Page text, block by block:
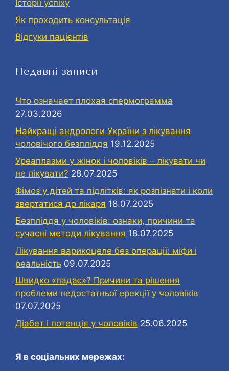
Історії успіху
Як проходить консультація
Відгуки пацієнтів
Недавні записи
Что означает плохая спермограмма
27.03.2026
Найкращі андрологи України з лікування
чоловічого безпліддя 19.12.2025
Уреаплазми у жінок і чоловіків – лікувати чи
не лікувати? 28.07.2025
Фімоз у дітей та підлітків: як розпізнати і коли
звертатися до лікаря 18.07.2025
Безпліддя у чоловіків: ознаки, причини та
сучасні методи лікування 18.07.2025
Лікування варикоцеле без операції: міфи і
реальність 09.07.2025
Швидко «падає»? Причини та рішення
проблеми недостатньої ерекції у чоловіків
07.07.2025
Діабет і потенція у чоловіків 25.06.2025
Я в соціальних мережах: